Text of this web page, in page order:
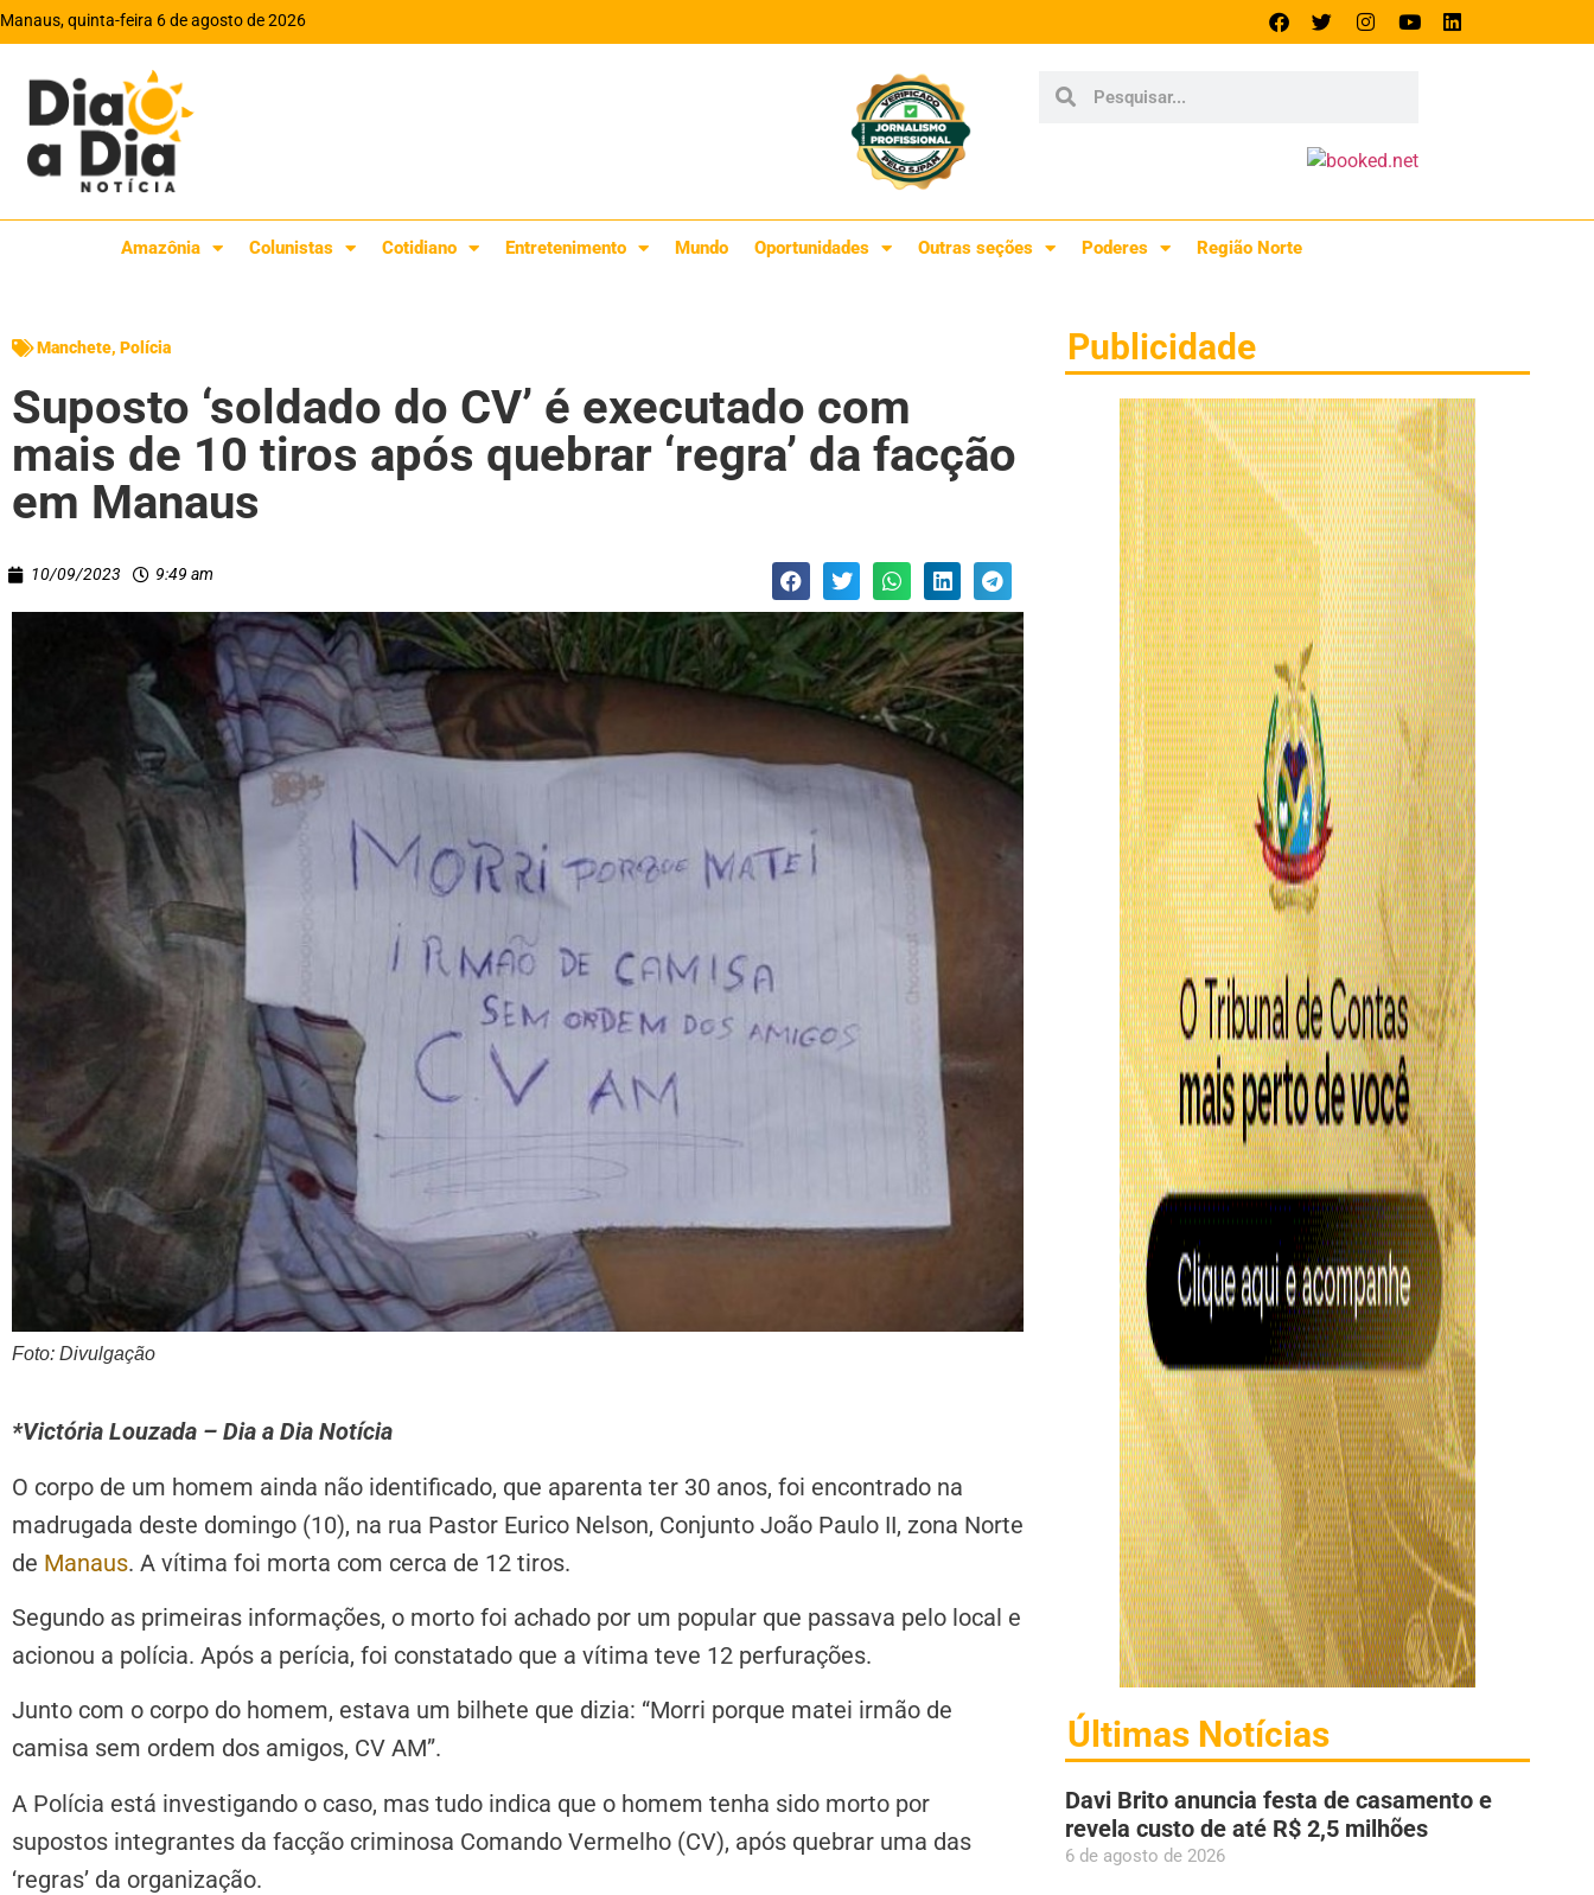
Manaus, quinta-feira 6 de agosto de 2026
Amazônia Colunistas Cotidiano Entretenimento Mundo Oportunidades Outras seções Poderes Região Norte
Manchete, Polícia
Suposto ‘soldado do CV’ é executado com
mais de 10 tiros após quebrar ‘regra’ da facção
em Manaus
10/09/2023 9:49 am
Foto: Divulgação
*Victória Louzada – Dia a Dia Notícia
O corpo de um homem ainda não identificado, que aparenta ter 30 anos, foi encontrado na
madrugada deste domingo (10), na rua Pastor Eurico Nelson, Conjunto João Paulo II, zona Norte
de Manaus. A vítima foi morta com cerca de 12 tiros.
Segundo as primeiras informações, o morto foi achado por um popular que passava pelo local e
acionou a polícia. Após a perícia, foi constatado que a vítima teve 12 perfurações.
Junto com o corpo do homem, estava um bilhete que dizia: “Morri porque matei irmão de
camisa sem ordem dos amigos, CV AM”.
A Polícia está investigando o caso, mas tudo indica que o homem tenha sido morto por
supostos integrantes da facção criminosa Comando Vermelho (CV), após quebrar uma das
‘regras’ da organização.
Publicidade
Últimas Notícias
Davi Brito anuncia festa de casamento e
revela custo de até R$ 2,5 milhões
6 de agosto de 2026